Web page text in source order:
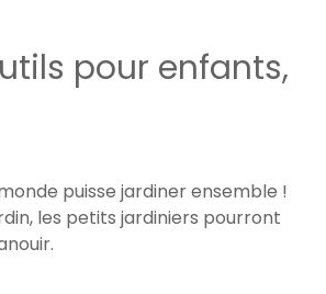
pour enfants,
puisse jardiner ensemble !
les petits jardiniers pourront